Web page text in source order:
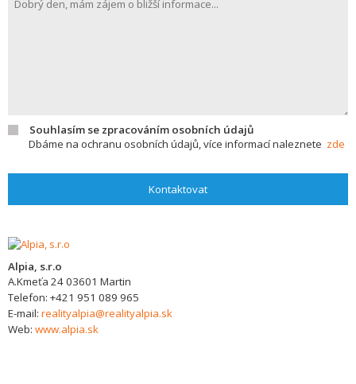
Souhlasím se zpracováním osobních údajů
Dbáme na ochranu osobních údajů, více informací naleznete zde
Kontaktovat
Alpia, s.r.o
A.Kmeťa 2403601 Martin
Telefon: +421 951 089 965
E-mail: realityalpia@realityalpia.sk
Web: www.alpia.sk